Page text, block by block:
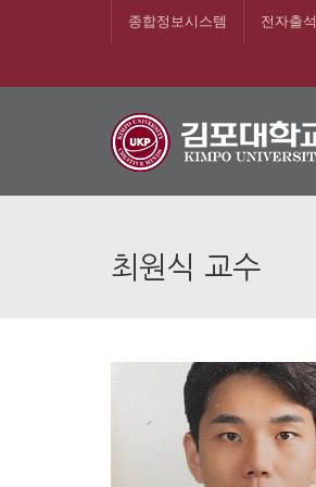
종합정보시스템 전자출석
최원식 교수